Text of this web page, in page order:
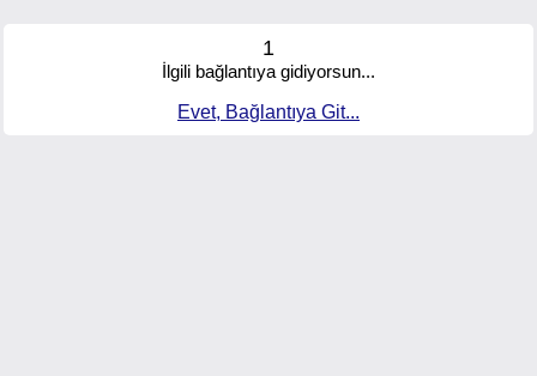
1
İlgili bağlantıya gidiyorsun...
Evet, Bağlantıya Git...